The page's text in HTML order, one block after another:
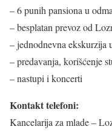
– 6 punih pansiona u
– besplatan prevoz od
– jednodnevna ekskurzija
– predavanja, korišćenje
– nastupi i koncerti
Kontakt telefoni:
Kancelarija za mlade –